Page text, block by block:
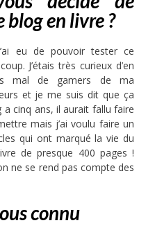
en livre ?
eu de pouvoir tester ce
J’étais très curieux d’en
mal de gamers de ma
et je me suis dit que ça
cinq ans, il aurait fallu faire
mais j’ai voulu faire un
qui ont marqué la vie du
de presque 400 pages !
ne se rend pas compte des
connu